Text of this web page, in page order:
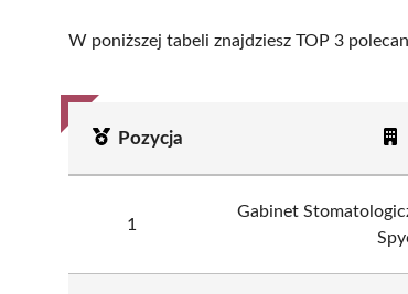
W poniższej tabeli znajdziesz TOP 3
Pozycja
1
Gabinet